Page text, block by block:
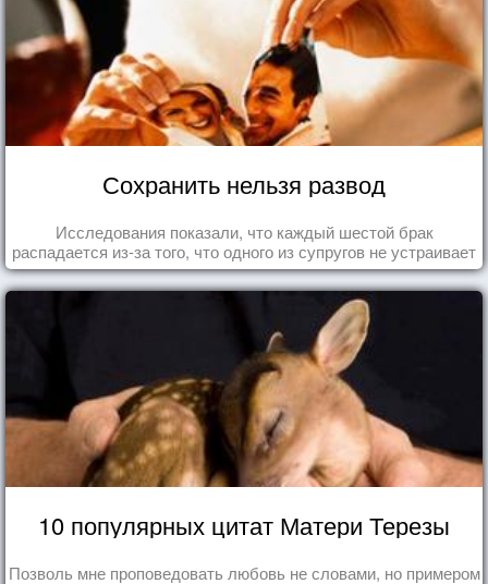
Сохранить нельзя развод
Исследования показали, что каждый шестой брак
распадается из-за того, что одного из супругов не устраивает
та роль, которая выпала ему в семье.
10 популярных цитат Матери Терезы
Позволь мне проповедовать любовь не словами, но примером